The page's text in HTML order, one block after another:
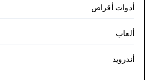
أدوات أقراص
ألعاب
أندرويد